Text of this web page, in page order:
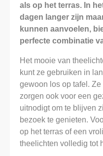
als op het terras. In
dagen langer zijn
kunnen aanvoelen,
perfecte combinatie
Het mooie van
kunt ze gebruiken in
gewoon los op tafel.
zorgen ook voor een
uitnodigt om te blijven
bezoek te genieten.
op het terras of een
theelichten volledig tot